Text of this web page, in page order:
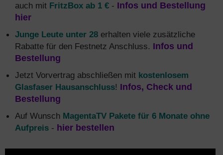
auch mit FritzBox ab 1 € - Infos und Bestellung
hier
Junge Leute unter 28 erhalten viele zusätzliche
Rabatte für den Festnetz Anschluss. Infos und
Bestellung
Jetzt Vorvertrag abschließen mit kostenlosem
Glasfaser Hausanschluss! Infos, Check und
Bestellung
Auf Wunsch MagentaTV Pakete für 6 Monate ohne
Aufpreis - hier bestellen